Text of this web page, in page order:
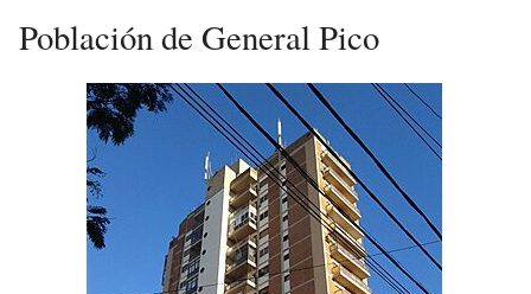
Población de General Pico